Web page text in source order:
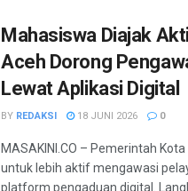
Mahasiswa Diajak
Aceh Dorong
Lewat Aplikasi Digital
BY REDAKSI 18 JUNI 2026 0
MASAKINI.CO – Pemerintah
untuk lebih aktif mengawasi
platform pengaduan digital.